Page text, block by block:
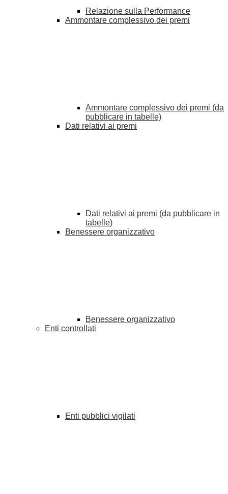
Relazione sulla Performance
Ammontare complessivo dei premi
Ammontare complessivo dei premi (da
pubblicare in tabelle)
Dati relativi ai premi
Dati relativi ai premi (da pubblicare in
tabelle)
Benessere organizzativo
Benessere organizzativo
Enti controllati
Enti pubblici vigilati